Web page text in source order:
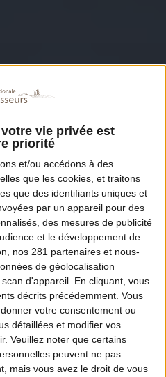
vie privée est
priorité
et/ou accédons à des
que les cookies, et traitons
que des identifiants uniques et
par un appareil pour des
des mesures de publicité
et le développement de
nos 281 partenaires et nous-
de géolocalisation
d'appareil. En cliquant, vous
décrits précédemment. Vous
votre consentement ou
détaillées et modifier vos
Veuillez noter que certains
peuvent ne pas
mais vous avez le droit de vous